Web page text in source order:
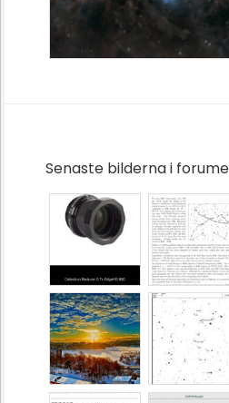
Senaste bilderna i